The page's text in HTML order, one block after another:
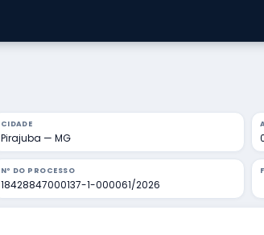
CIDADE
Pirajuba — MG
Nº DO PROCESSO
18428847000137-1-000061/2026